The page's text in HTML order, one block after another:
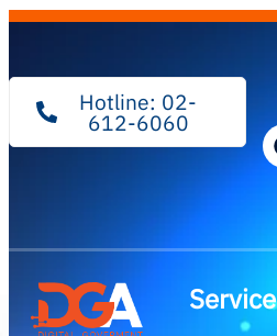
Hotline: 02-
612-6060
Service